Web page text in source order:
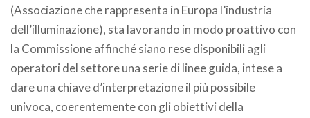
(Associazione che rappresenta in Europa l’industria
dell’illuminazione), sta lavorando in modo proattivo con
la Commissione affinché siano rese disponibili agli
operatori del settore una serie di linee guida, intese a
dare una chiave d’interpretazione il più possibile
univoca, coerentemente con gli obiettivi della